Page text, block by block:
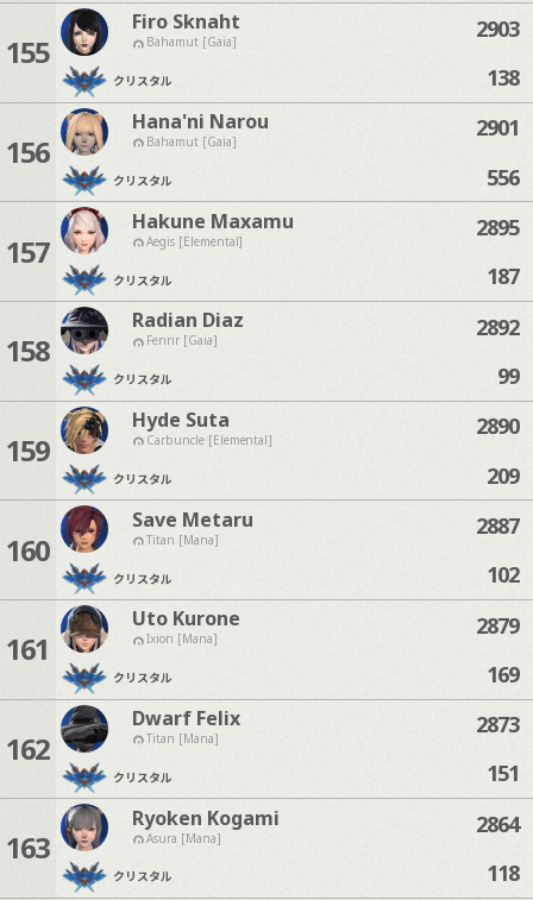
155
Firo Sknaht
Bahamut [Gaia]
クリスタル
2903
138
156
Hana'ni Narou
Bahamut [Gaia]
クリスタル
2901
556
157
Hakune Maxamu
Aegis [Elemental]
クリスタル
2895
187
158
Radian Diaz
Fenrir [Gaia]
クリスタル
2892
99
159
Hyde Suta
Carbuncle [Elemental]
クリスタル
2890
209
160
Save Metaru
Titan [Mana]
クリスタル
2887
102
161
Uto Kurone
Ixion [Mana]
クリスタル
2879
169
162
Dwarf Felix
Titan [Mana]
クリスタル
2873
151
163
Ryoken Kogami
Asura [Mana]
クリスタル
2864
118